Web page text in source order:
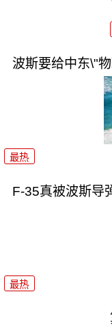
波斯要给中东\"
最热
F-35真被波斯导
最热